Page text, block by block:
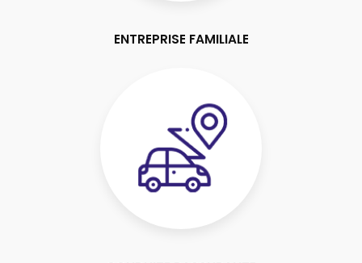
ENTREPRISE FAMILIALE